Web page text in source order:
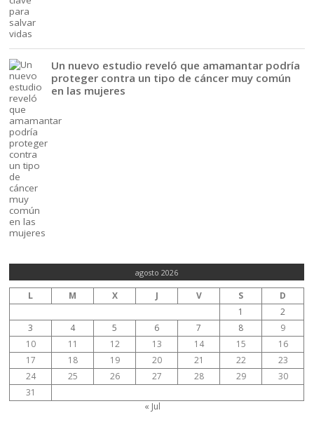
Un nuevo estudio reveló que amamantar podría
proteger contra un tipo de cáncer muy común
en las mujeres
agosto 2026
L M X J V S
D
1
2
3
4 5 6 7 8
9
10
11 12 13 14 15
16
17
18 19 20 21 22
23
24
25 26 27 28 29
30
31
« Jul